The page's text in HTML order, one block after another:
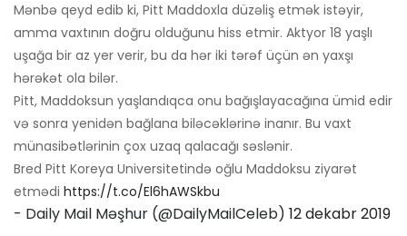
Mənbə qeyd edib ki, Pitt Maddoxla düzəliş etmək istəyir,
amma vaxtının doğru olduğunu hiss etmir. Aktyor 18 yaşlı
uşağa bir az yer verir, bu da hər iki tərəf üçün ən yaxşı
hərəkət ola bilər.
Pitt, Maddoksun yaşlandıqca onu bağışlayacağına ümid edir
və sonra yenidən bağlana biləcəklərinə inanır. Bu vaxt
münasibətlərinin çox uzaq qalacağı səslənir.
Bred Pitt Koreya Universitetində oğlu Maddoksu ziyarət
etmədi https://t.co/El6hAWSkbu
- Daily Mail Məşhur (@DailyMailCeleb) 12 dekabr 2019